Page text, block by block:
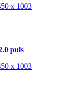
x 1003
puls
x 1003